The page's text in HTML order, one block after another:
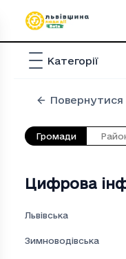
Категорії
Повернутися
Громади
Цифрова
Львівська
Зимноводівська